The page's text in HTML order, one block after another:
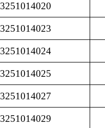
3251014020
3251014023
3251014024
3251014025
3251014027
3251014029